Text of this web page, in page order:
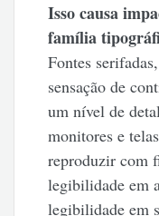
Isso causa
família
Fontes
sensação de
um nível de
monitores e
reproduzir com
legibilidade em
legibilidade em